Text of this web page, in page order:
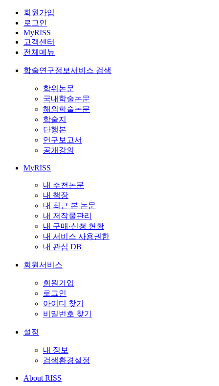
회원가입
로그인
MyRISS
고객센터
전체메뉴
학술연구정보서비스 검색
학위논문
국내학술논문
해외학술논문
학술지
단행본
연구보고서
공개강의
MyRISS
내 추천논문
내 책장
내 최근 본 논문
내 저작물관리
내 구매·신청 현황
내 서비스 사용권한
내 관심 DB
회원서비스
회원가입
로그인
아이디 찾기
비밀번호 찾기
설정
내 정보
검색환경설정
About RISS